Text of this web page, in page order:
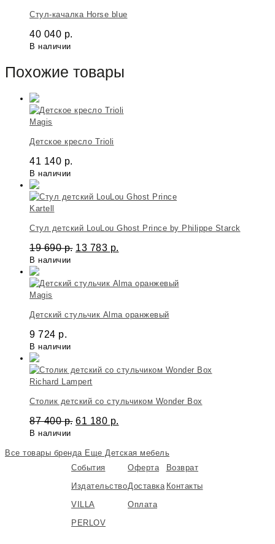
Стул-качалка Horse blue
40 040 р.
В наличии
Похожие товары
Magis
Детское кресло Trioli
41 140 р.
В наличии
Kartell
Стул детский LouLou Ghost Prince by Philippe Starck
19 690р. 13 783 р.
В наличии
Magis
Детский стульчик Alma оранжевый
9 724 р.
В наличии
Richard Lampert
Столик детский со стульчиком Wonder Box
87 400р. 61 180 р.
В наличии
Все товары бренда Еще Детская мебель
События
Издательство
VILLA
PERLOV
Оферта
Доставка
Оплата
Возврат
Контакты